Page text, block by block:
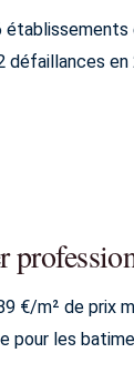
défaillances en
€/m² de prix
pour les